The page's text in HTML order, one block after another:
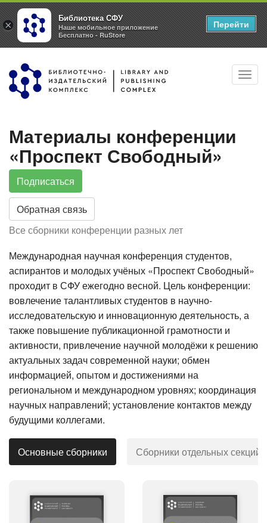
Перейти
основному
Материалы конференции
«Проспект Свободный»
Подписаться
Обратная связь
Все сборники конференции разных лет
Международная научная конференция студентов,
аспирантов и молодых учёных «Проспект Свободный»
проходит в СФУ ежегодно весной. Цель конференции:
вовлечение талантливых студентов в научно-
исследовательскую и инновационную деятельность, а
также повышение публикационной грамотности и
активности, привлечение научной молодёжи к решению
актуальных задач современной науки; обмен
информацией, опытом и достижениями на
региональном и международном уровнях; координация
научных направлений; установление контактов между
будущими коллегами.
Основные сборники Сборники отдельных секций
×
Библиотека СФУ
Наше мобильное приложение
Бесплатно - RuStore
Перейти